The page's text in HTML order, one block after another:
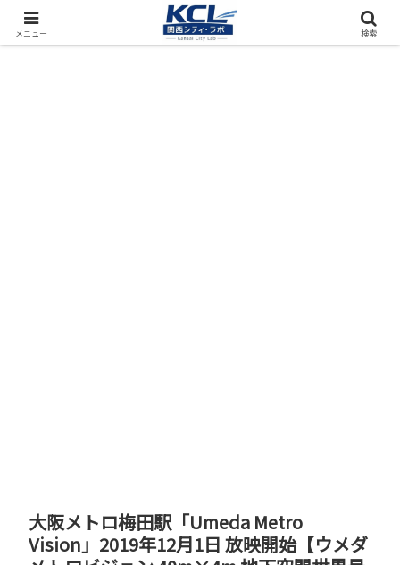
都市再開発をフィールド調査（累計アクセス数4000万PV）
大阪メトロ梅田駅「Umeda Metro
Vision」2019年12月1日 放映開始【ウメダ
メニュー 検索